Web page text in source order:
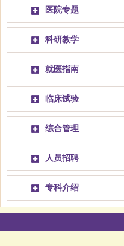
医院专题
科研教学
就医指南
临床试验
综合管理
人员招聘
专科介绍